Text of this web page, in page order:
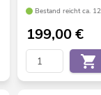
Bestand reicht ca.
199,00€